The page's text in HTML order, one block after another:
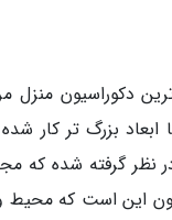
دکوراسیون منزل
بزرگ تر کار
نظر گرفته شده که
این است که محیط